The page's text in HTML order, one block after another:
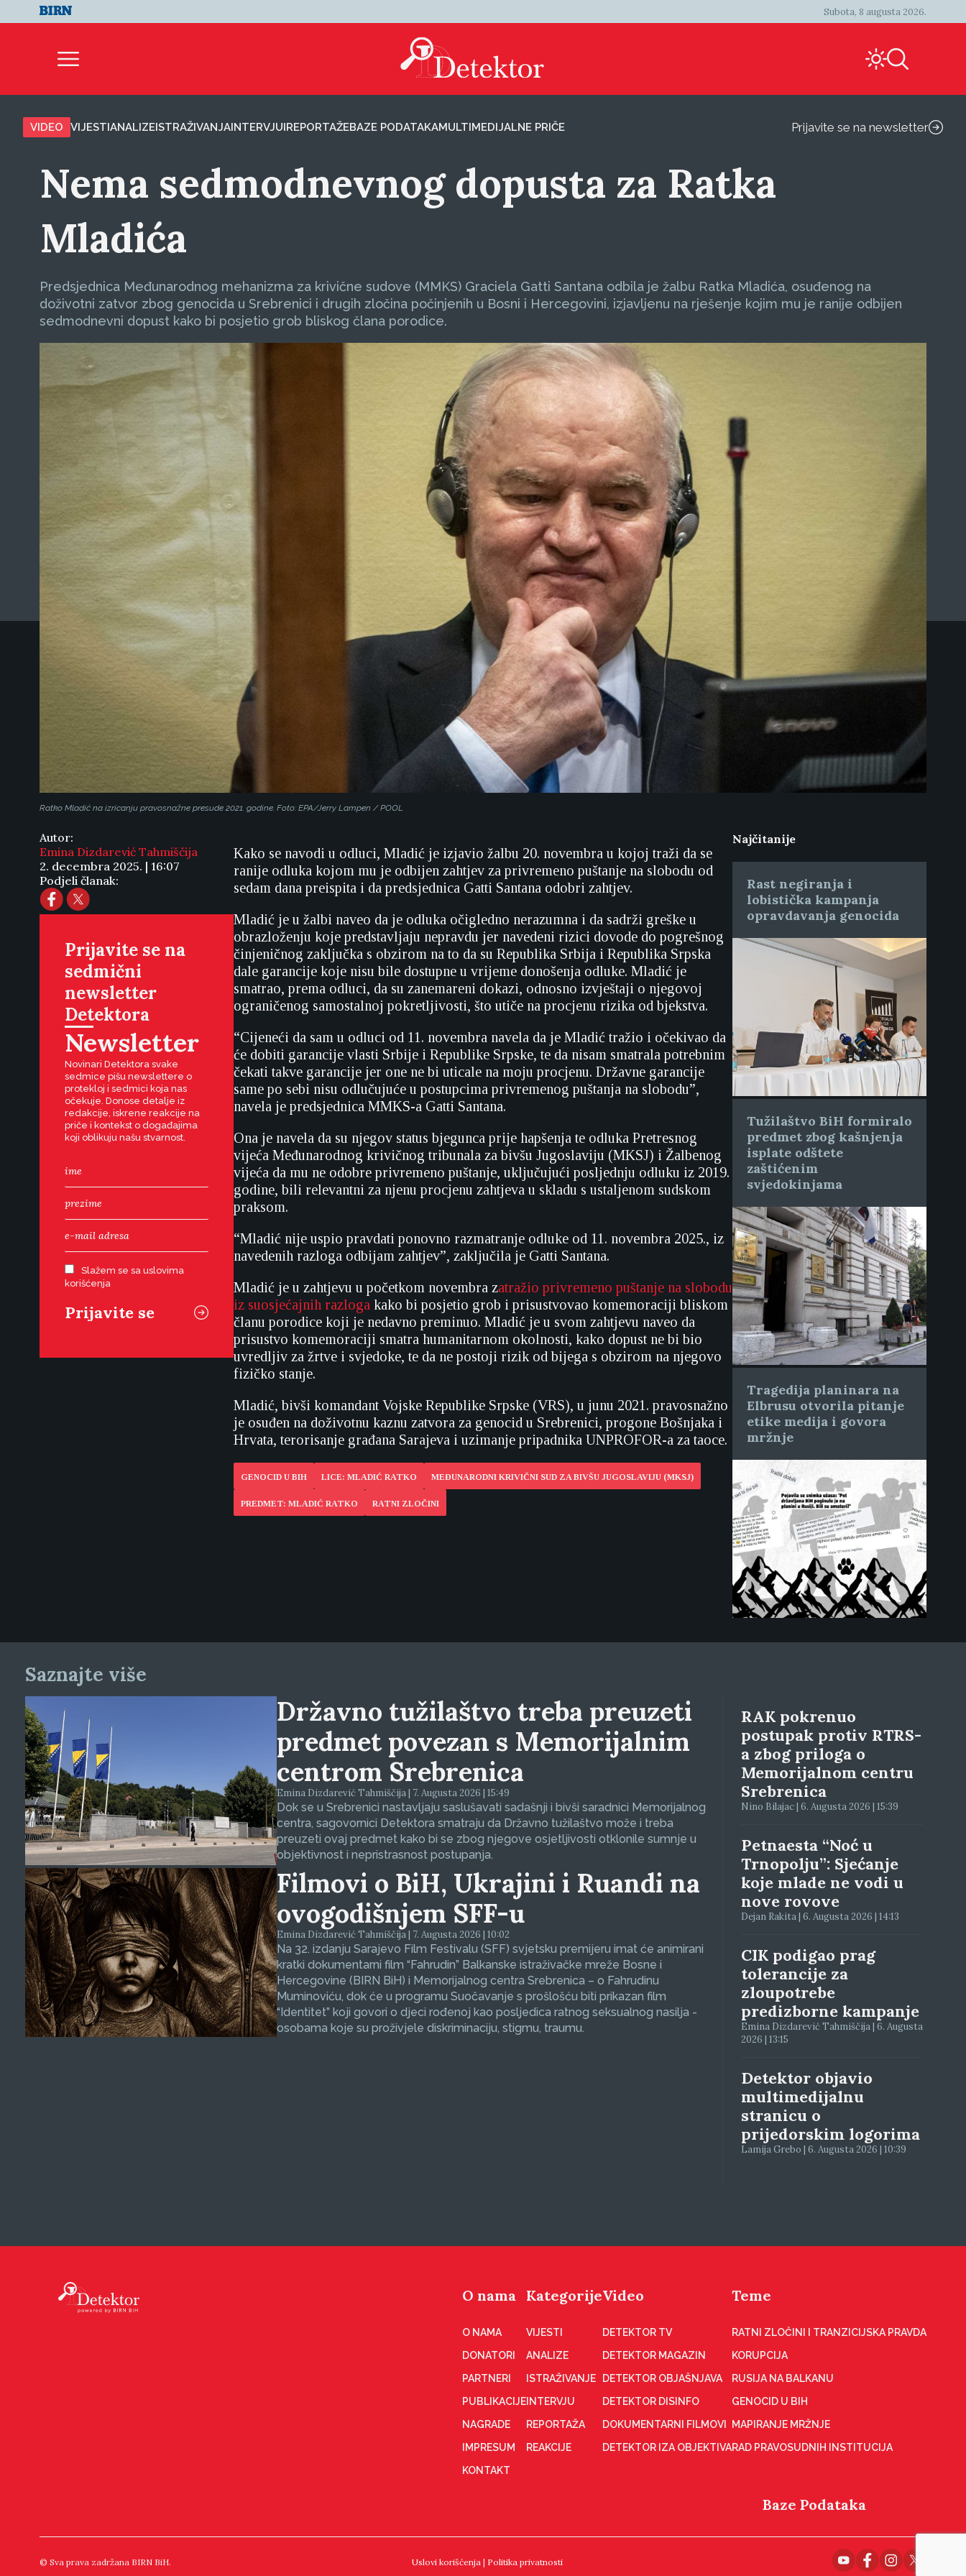
Subota, 8 augusta 2026.
VIDEO VIJESTIANALIZEISTRAŽIVANJAINTERVJUIREPORTAŽEBAZE PODATAKAMULTIMEDIJALNE PRIČE Prijavite se na newsletter
Nema sedmodnevnog dopusta za Ratka
Mladića
Predsjednica Međunarodnog mehanizma za krivične sudove (MMKS) Graciela Gatti Santana odbila je žalbu Ratka Mladića, osuđenog na
doživotni zatvor zbog genocida u Srebrenici i drugih zločina počinjenih u Bosni i Hercegovini, izjavljenu na rješenje kojim mu je ranije odbijen
sedmodnevni dopust kako bi posjetio grob bliskog člana porodice.
Ratko Mladić na izricanju pravosnažne presude 2021. godine. Foto: EPA/Jerry Lampen / POOL
Autor:
Emina Dizdarević Tahmiščija
2. decembra 2025. | 16:07
Podjeli članak:
Prijavite se na
sedmični
newsletter
Detektora
Newsletter
Novinari Detektora svake
sedmice pišu newslettere o
protekloj i sedmici koja nas
očekuje. Donose detalje iz
redakcije, iskrene reakcije na
priče i kontekst o događajima
koji oblikuju našu stvarnost.
Slažem se sa uslovima
korišćenja
Kako se navodi u odluci, Mladić je izjavio žalbu 20. novembra u kojoj traži da se
ranije odluka kojom mu je odbijen zahtjev za privremeno puštanje na slobodu od
sedam dana preispita i da predsjednica Gatti Santana odobri zahtjev.
Mladić je u žalbi naveo da je odluka očigledno nerazumna i da sadrži greške u
obrazloženju koje predstavljaju nepravdu jer navedeni rizici dovode do pogrešnog
činjeničnog zaključka s obzirom na to da su Republika Srbija i Republika Srpska
dale garancije koje nisu bile dostupne u vrijeme donošenja odluke. Mladić je
smatrao, prema odluci, da su zanemareni dokazi, odnosno izvještaji o njegovoj
ograničenog samostalnoj pokretljivosti, što utiče na procjenu rizika od bjekstva.
“Cijeneći da sam u odluci od 11. novembra navela da je Mladić tražio i očekivao da
će dobiti garancije vlasti Srbije i Republike Srpske, te da nisam smatrala potrebnim
čekati takve garancije jer one ne bi uticale na moju procjenu. Državne garancije
same po sebi nisu odlučujuće u postupcima privremenog puštanja na slobodu”,
navela je predsjednica MMKS-a Gatti Santana.
Ona je navela da su njegov status bjegunca prije hapšenja te odluka Pretresnog
vijeća Međunarodnog krivičnog tribunala za bivšu Jugoslaviju (MKSJ) i Žalbenog
vijeća da mu ne odobre privremeno puštanje, uključujući posljednju odluku iz 2019.
godine, bili relevantni za njenu procjenu zahtjeva u skladu s ustaljenom sudskom
praksom.
“Mladić nije uspio pravdati ponovno razmatranje odluke od 11. novembra 2025., iz
navedenih razloga odbijam zahtjev”, zaključila je Gatti Santana.
Mladić je u zahtjevu u početkom novembra zatražio privremeno puštanje na slobodu
iz suosjećajnih razloga kako bi posjetio grob i prisustvovao komemoraciji bliskom
članu porodice koji je nedavno preminuo. Mladić je u svom zahtjevu naveo da
prisustvo komemoraciji smatra humanitarnom okolnosti, kako dopust ne bi bio
uvredljiv za žrtve i svjedoke, te da ne postoji rizik od bijega s obzirom na njegovo
fizičko stanje.
Mladić, bivši komandant Vojske Republike Srpske (VRS), u junu 2021. pravosnažno
je osuđen na doživotnu kaznu zatvora za genocid u Srebrenici, progone Bošnjaka i
Hrvata, terorisanje građana Sarajeva i uzimanje pripadnika UNPROFOR-a za taoce.
GENOCID U BIH LICE: MLADIĆ RATKO MEĐUNARODNI KRIVIČNI SUD ZA BIVŠU JUGOSLAVIJU (MKSJ)
PREDMET: MLADIĆ RATKO RATNI ZLOČINI
Najčitanije
Rast negiranja i
lobistička kampanja
opravdavanja genocida
Tužilaštvo BiH formiralo
predmet zbog kašnjenja
isplate odštete
zaštićenim
svjedokinjama
Tragedija planinara na
Elbrusu otvorila pitanje
etike medija i govora
mržnje
Saznajte više
Državno tužilaštvo treba preuzeti
predmet povezan s Memorijalnim
centrom Srebrenica
Emina Dizdarević Tahmiščija | 7. Augusta 2026 | 15:49
Dok se u Srebrenici nastavljaju saslušavati sadašnji i bivši saradnici Memorijalnog
centra, sagovornici Detektora smatraju da Državno tužilaštvo može i treba
preuzeti ovaj predmet kako bi se zbog njegove osjetljivosti otklonile sumnje u
objektivnost i nepristrasnost postupanja.
Filmovi o BiH, Ukrajini i Ruandi na
ovogodišnjem SFF-u
Emina Dizdarević Tahmiščija | 7. Augusta 2026 | 10:02
Na 32. izdanju Sarajevo Film Festivalu (SFF) svjetsku premijeru imat će animirani
kratki dokumentarni film “Fahrudin” Balkanske istraživačke mreže Bosne i
Hercegovine (BIRN BiH) i Memorijalnog centra Srebrenica – o Fahrudinu
Muminoviću, dok će u programu Suočavanje s prošlošću biti prikazan film
“Identitet” koji govori o djeci rođenoj kao posljedica ratnog seksualnog nasilja -
osobama koje su proživjele diskriminaciju, stigmu, traumu.
RAK pokrenuo
postupak protiv RTRS-
a zbog priloga o
Memorijalnom centru
Srebrenica
Nino Bilajac | 6. Augusta 2026 | 15:39
Petnaesta “Noć u
Trnopolju”: Sjećanje
koje mlade ne vodi u
nove rovove
Dejan Rakita | 6. Augusta 2026 | 14:13
CIK podigao prag
tolerancije za
zloupotrebe
predizborne kampanje
Emina Dizdarević Tahmiščija | 6. Augusta
2026 | 13:15
Detektor objavio
multimedijalnu
stranicu o
prijedorskim logorima
Lamija Grebo | 6. Augusta 2026 | 10:39
O nama
O NAMA
DONATORI
PARTNERI
PUBLIKACIJE
NAGRADE
IMPRESUM
KONTAKT
Kategorije
VIJESTI
ANALIZE
ISTRAŽIVANJE
INTERVJU
REPORTAŽA
REAKCIJE
Video
DETEKTOR TV
DETEKTOR MAGAZIN
DETEKTOR OBJAŠNJAVA
DETEKTOR DISINFO
DOKUMENTARNI FILMOVI
DETEKTOR IZA OBJEKTIVA
Teme
RATNI ZLOČINI I TRANZICIJSKA PRAVDA
KORUPCIJA
RUSIJA NA BALKANU
GENOCID U BIH
MAPIRANJE MRŽNJE
RAD PRAVOSUDNIH INSTITUCIJA
Baze Podataka
© Sva prava zadržana BIRN BiH. Uslovi korišćenja | Politika privatnosti